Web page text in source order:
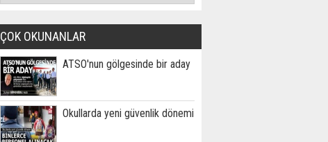
ÇOK OKUNANLAR
ATSO'nun gölgesinde bir aday
Okullarda yeni güvenlik dönemi